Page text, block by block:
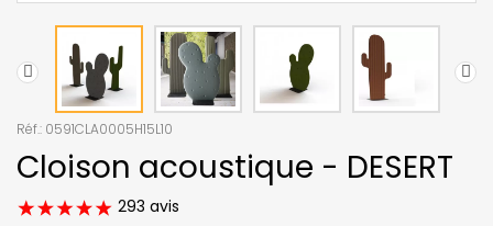
Réf.: 0591CLA0005H15L10
Cloison acoustique - DESERT
293 avis